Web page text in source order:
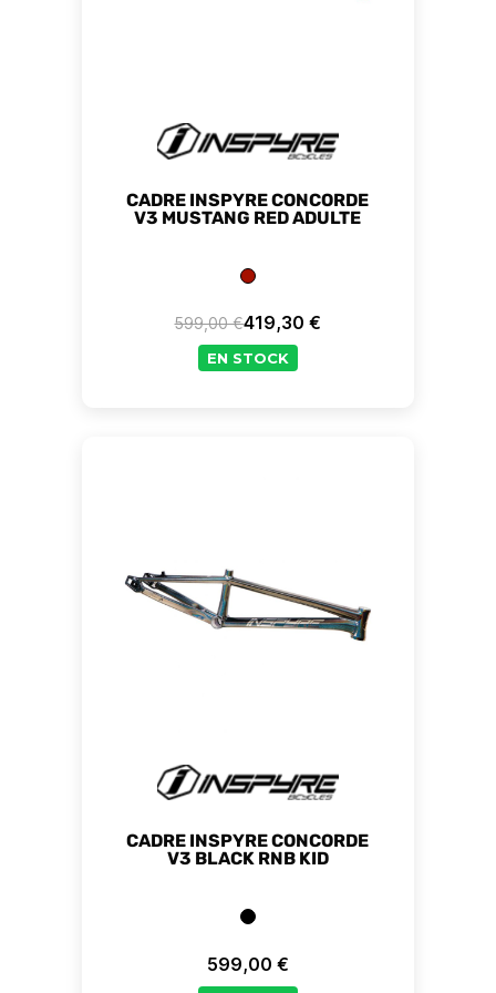
CADRE INSPYRE CONCORDE
V3 MUSTANG RED ADULTE
Prix de base
599,00 €Prix
419,30 €
EN STOCK
CADRE INSPYRE CONCORDE
V3 BLACK RNB KID
Prix
599,00 €